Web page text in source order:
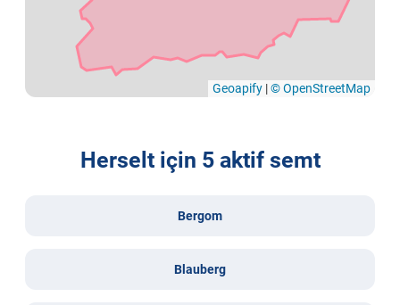
Geoapify |© OpenStreetMap
Herselt için 5 aktif semt
Bergom
Blauberg